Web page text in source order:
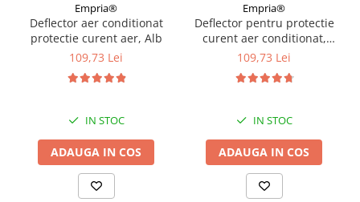
Empria®
Deflector aer conditionat
protectie curent aer, Alb
109,73 Lei
IN STOC
ADAUGA IN COS
Empria®
Deflector pentru protectie
curent aer conditionat,
Empria, ajustabil pe 4
109,73 Lei
IN STOC
ADAUGA IN COS